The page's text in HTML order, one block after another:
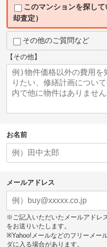
このマンションを探し
却査定）
その他のご質問など
【その他】
お名前
メールアドレス
※ご記入いただいたメールアドレ
をお送りいたします。
※Yahoo!メールなどのフリーメー
ダに入る場合があります。